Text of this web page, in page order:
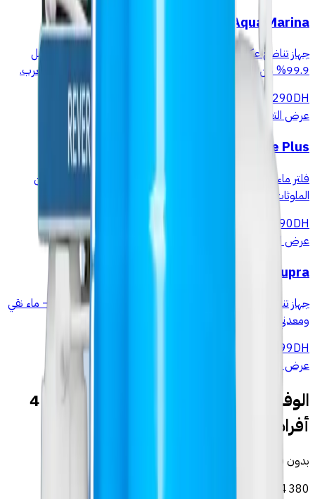
Aqua Marina
جهاز تناضح عكسي فوق الطاولة 5 مراحل بدون حفر ولا سباك. يزيل
99.9% من النترات والكلور والمعادن الثقيلة. توصيل مجاني في المغرب.
1 290DH
عرض التفاصيل
Pure Plus فلتر
فلتر ماء تناضح عكسي 5 مراحل اقتصادي وفعّال. يزيل 99.9% من
الملوثات لماء نقي مباشرة من الصنبور.
1 490DH
عرض التفاصيل
EC'EAU RO Supra
جهاز تناضح عكسي 6 مراحل مع إعادة التمعدن ومضخة 24V — ماء نقي
ومعدني، خزان معدني 8 لتر، صنبور ستانلس ستيل.
1 499DH
عرض التفاصيل
الوفر المحقق في القصر الكبير — عائلة من 4
أفراد
بدون فلتر (قناني)
4 380